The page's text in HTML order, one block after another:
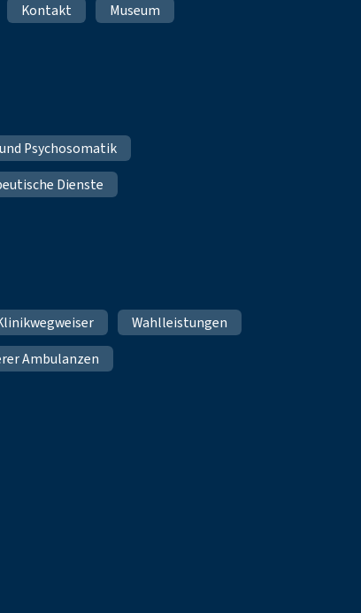
Kontakt
Museum
Psychosomatik
Dienste
Wahlleistungen
Ambulanzen